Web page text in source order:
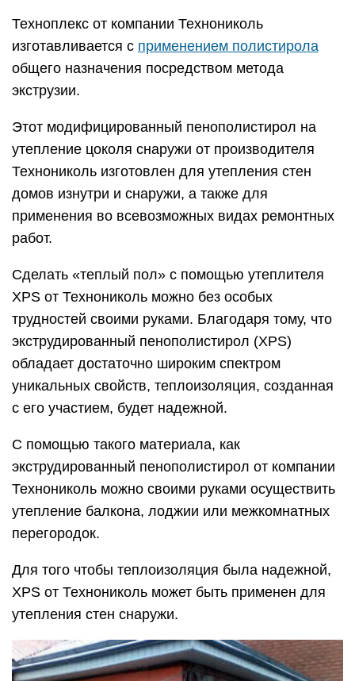
Техноплекс от компании Технониколь
изготавливается с применением полистирола
общего назначения посредством метода
экструзии.
Этот модифицированный пенополистирол на
утепление цоколя снаружи от производителя
Технониколь изготовлен для утепления стен
домов изнутри и снаружи, а также для
применения во всевозможных видах ремонтных
работ.
Сделать «теплый пол» с помощью утеплителя
XPS от Технониколь можно без особых
трудностей своими руками. Благодаря тому, что
экструдированный пенополистирол (XPS)
обладает достаточно широким спектром
уникальных свойств, теплоизоляция, созданная
с его участием, будет надежной.
С помощью такого материала, как
экструдированный пенополистирол от компании
Технониколь можно своими руками осуществить
утепление балкона, лоджии или межкомнатных
перегородок.
Для того чтобы теплоизоляция была надежной,
XPS от Технониколь может быть применен для
утепления стен снаружи.